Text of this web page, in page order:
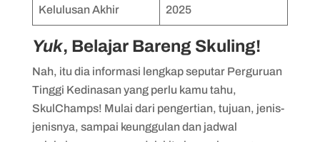
Kelulusan Akhir
2025
Yuk, Belajar Bareng Skuling!
Nah, itu dia informasi lengkap seputar Perguruan
Tinggi Kedinasan yang perlu kamu tahu,
SkulChamps! Mulai dari pengertian, tujuan, jenis-
jenisnya, sampai keunggulan dan jadwal